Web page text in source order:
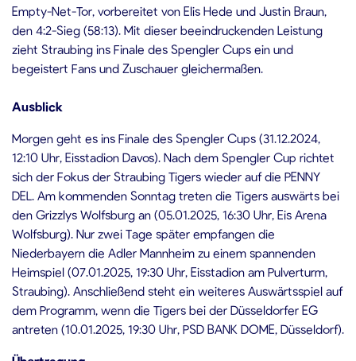
Empty-Net-Tor, vorbereitet von Elis Hede und Justin Braun,
den 4:2-Sieg (58:13). Mit dieser beeindruckenden Leistung
zieht Straubing ins Finale des Spengler Cups ein und
begeistert Fans und Zuschauer gleichermaßen.
Ausblick
Morgen geht es ins Finale des Spengler Cups (31.12.2024,
12:10 Uhr, Eisstadion Davos). Nach dem Spengler Cup richtet
sich der Fokus der Straubing Tigers wieder auf die PENNY
DEL. Am kommenden Sonntag treten die Tigers auswärts bei
den Grizzlys Wolfsburg an (05.01.2025, 16:30 Uhr, Eis Arena
Wolfsburg). Nur zwei Tage später empfangen die
Niederbayern die Adler Mannheim zu einem spannenden
Heimspiel (07.01.2025, 19:30 Uhr, Eisstadion am Pulverturm,
Straubing). Anschließend steht ein weiteres Auswärtsspiel auf
dem Programm, wenn die Tigers bei der Düsseldorfer EG
antreten (10.01.2025, 19:30 Uhr, PSD BANK DOME, Düsseldorf).